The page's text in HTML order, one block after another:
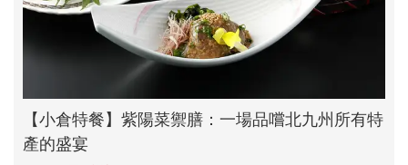
【小倉特餐】紫陽菜禦膳：一場品嚐北九州所有特
產的盛宴